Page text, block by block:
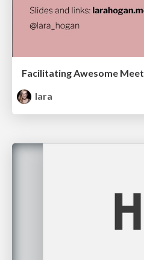
Facilitating Awesome
lara